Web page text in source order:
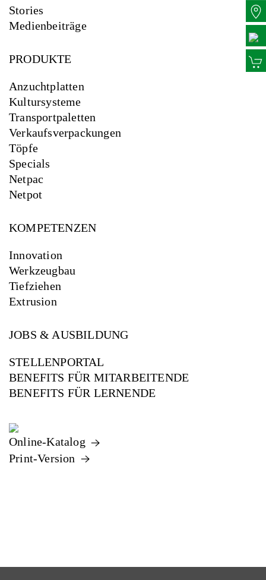
Stories
Medienbeiträge
PRODUKTE
Anzuchtplatten
Kultursysteme
Transportpaletten
Verkaufsverpackungen
Töpfe
Specials
Netpac
Netpot
KOMPETENZEN
Innovation
Werkzeugbau
Tiefziehen
Extrusion
JOBS & AUSBILDUNG
STELLENPORTAL
BENEFITS FÜR MITARBEITENDE
BENEFITS FÜR LERNENDE
Online-Katalog
Print-Version